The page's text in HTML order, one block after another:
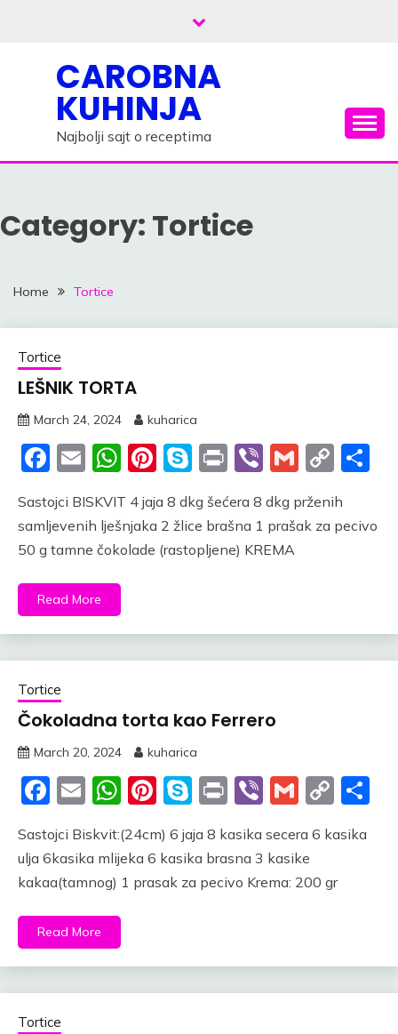
CAROBNA
KUHINJA
Najbolji sajt o receptima
Category: Tortice
Home Tortice
Tortice
LEŠNIK TORTA
March 24, 2024 kuharica
Facebook
EmailWhatsApp
Pinterest
Skype
PrintViberGmail
Link
Sastojci BISKVIT 4 jaja 8 dkg šećera 8 dkg prženih
samljevenih lješnjaka 2 žlice brašna 1 prašak za pecivo
50 g tamne čokolade (rastopljene) KREMA
Read More
Tortice
Čokoladna torta kao Ferrero
March 20, 2024 kuharica
Facebook
EmailWhatsApp
Pinterest
Skype
PrintViberGmail
Link
Sastojci Biskvit:(24cm) 6 jaja 8 kasika secera 6 kasika
ulja 6kasika mlijeka 6 kasika brasna 3 kasike
kakaa(tamnog) 1 prasak za pecivo Krema: 200 gr
Read More
Tortice